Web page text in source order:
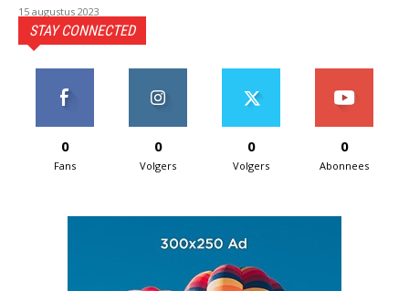
15 augustus 2023
STAY CONNECTED
0
Fans
0
Volgers
0
Volgers
0
Abonnees